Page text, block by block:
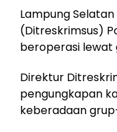
Lampung
(Ditreskrimsus)
beroperasi lewat
Direktur
pengungkapan
keberadaan